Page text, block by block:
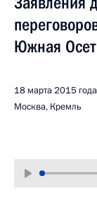
Южная
18 марта 2015 года
Москва, Кремль